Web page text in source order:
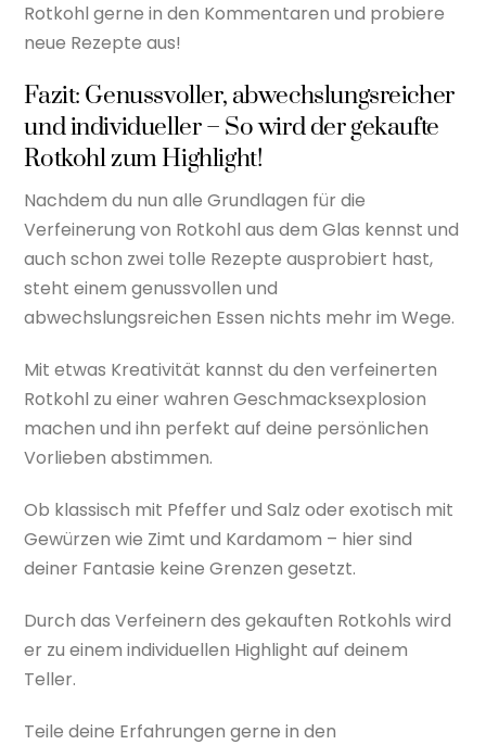
Rotkohl gerne in den Kommentaren und probiere
neue Rezepte aus!
Fazit: Genussvoller, abwechslungsreicher
und individueller – So wird der gekaufte
Rotkohl zum Highlight!
Nachdem du nun alle Grundlagen für die
Verfeinerung von Rotkohl aus dem Glas kennst und
auch schon zwei tolle Rezepte ausprobiert hast,
steht einem genussvollen und
abwechslungsreichen Essen nichts mehr im Wege.
Mit etwas Kreativität kannst du den verfeinerten
Rotkohl zu einer wahren Geschmacksexplosion
machen und ihn perfekt auf deine persönlichen
Vorlieben abstimmen.
Ob klassisch mit Pfeffer und Salz oder exotisch mit
Gewürzen wie Zimt und Kardamom – hier sind
deiner Fantasie keine Grenzen gesetzt.
Durch das Verfeinern des gekauften Rotkohls wird
er zu einem individuellen Highlight auf deinem
Teller.
Teile deine Erfahrungen gerne in den